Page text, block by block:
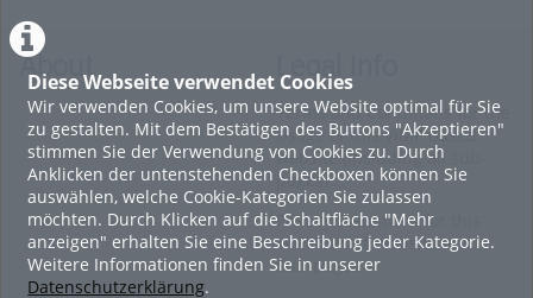
Diese Webseite verwendet Cookies
Wir verwenden Cookies, um unsere Website optimal für Sie
zu gestalten. Mit dem Bestätigen des Buttons "Akzeptieren"
stimmen Sie der Verwendung von Cookies zu. Durch
Anklicken der untenstehenden Checkboxen können Sie
auswählen, welche Cookie-Kategorien Sie zulassen
möchten. Durch Klicken auf die Schaltfläche "Mehr
anzeigen" erhalten Sie eine Beschreibung jeder Kategorie.
Weitere Informationen finden Sie in unserer
Datenschutzerklärung.
About Legal Info
Terms and Conditions for the
Usage of this ViMP based
website (including all sub-
pages)
Privacy Statement for this
ViMP based Website incl.
Sub-pages